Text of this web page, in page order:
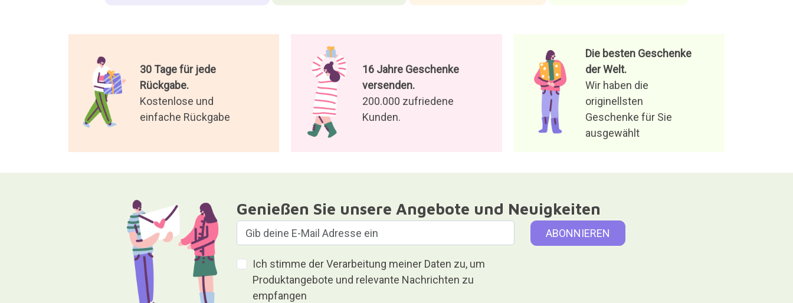
30 Tage für jede
Rückgabe.
Kostenlose und
einfache Rückgabe
16 Jahre Geschenke
versenden.
200.000 zufriedene
Kunden.
Die besten Geschenke
der Welt.
Wir haben die
originellsten
Geschenke für Sie
ausgewählt
Genießen Sie unsere Angebote und Neuigkeiten
Ich stimme der Verarbeitung meiner Daten zu, um
Produktangebote und relevante Nachrichten zu
empfangen